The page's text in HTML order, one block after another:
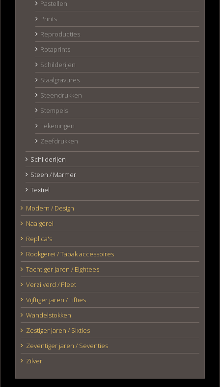
Pastellen
Prints
Reproducties
Rotaprints
Schilderijen
Staalgravures
Steendrukken
Stempels
Tekeningen
Zeefdrukken
Schilderijen
Steen / Marmer
Textiel
Modern / Design
Naaigerei
Replica's
Rookgerei / Tabak accessoires
Tachtiger jaren / Eightees
Verzilverd / Pleet
Vijftiger jaren / Fifties
Wandelstokken
Zestiger jaren / Sixties
Zeventiger jaren / Seventies
Zilver